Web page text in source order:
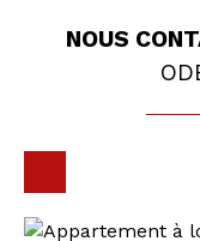
NOUS